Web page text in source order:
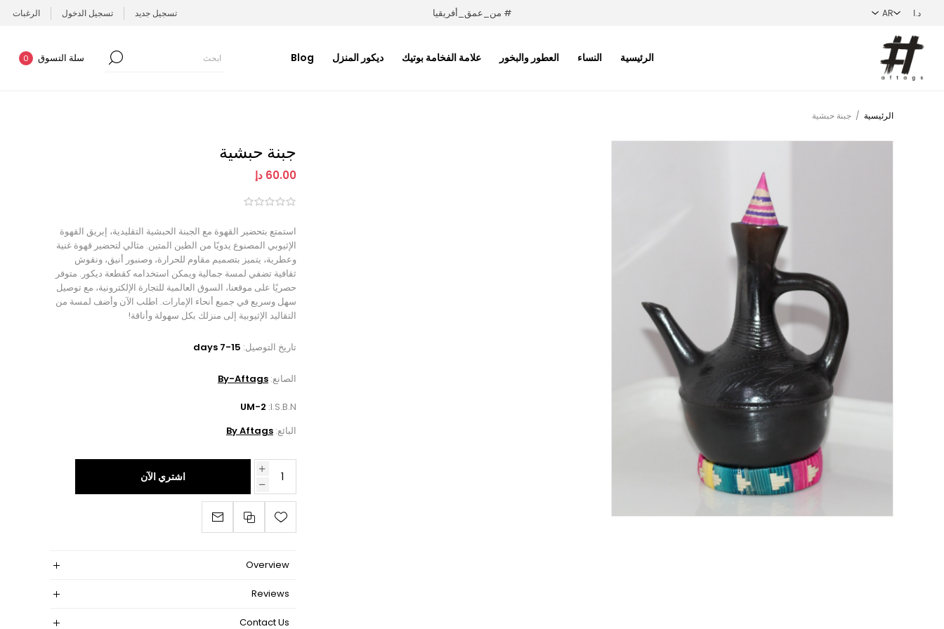
# من_عمق_أفريقيا تسجيل جديد تسجيل الدخول الرغبات
الرئيسية النساء العطور والبخور علامة الفخامة بوتيك ديكور المنزل Blog سلة التسوق 0
الرئيسية / جبنة حبشية
جبنة حبشية
60.00 دإ
استمتع بتحضير القهوة مع الجبنة الحبشية التقليدية، إبريق القهوة
الإثيوبي المصنوع يدويًا من الطين المتين. مثالي لتحضير قهوة غنية
وعطرية، يتميز بتصميم مقاوم للحرارة، وصنبور أنيق، ونقوش
ثقافية تضفي لمسة جمالية ويمكن استخدامه كقطعة ديكور. متوفر
حصريًا على موقعنا، السوق العالمية للتجارة الإلكترونية، مع توصيل
سهل وسريع في جميع أنحاء الإمارات. اطلب الآن وأضف لمسة من
التقاليد الإثيوبية إلى منزلك بكل سهولة وأناقة!
تاريخ التوصيل: 7-15 days
الصانع: By-Aftags
I.S.B.N:
UM-2
البائع: By Aftags
اشتري الآن
Overview
Reviews
Contact Us